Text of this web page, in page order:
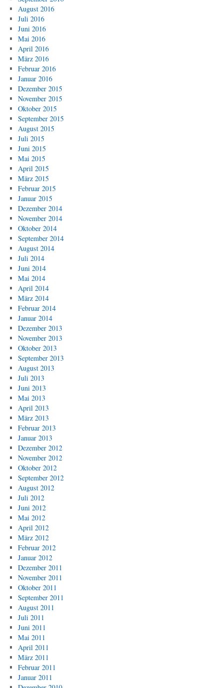
August 2016
Juli 2016
Juni 2016
Mai 2016
April 2016
März 2016
Februar 2016
Januar 2016
Dezember 2015
November 2015
Oktober 2015
September 2015
August 2015
Juli 2015
Juni 2015
Mai 2015
April 2015
März 2015
Februar 2015
Januar 2015
Dezember 2014
November 2014
Oktober 2014
September 2014
August 2014
Juli 2014
Juni 2014
Mai 2014
April 2014
März 2014
Februar 2014
Januar 2014
Dezember 2013
November 2013
Oktober 2013
September 2013
August 2013
Juli 2013
Juni 2013
Mai 2013
April 2013
März 2013
Februar 2013
Januar 2013
Dezember 2012
November 2012
Oktober 2012
September 2012
August 2012
Juli 2012
Juni 2012
Mai 2012
April 2012
März 2012
Februar 2012
Januar 2012
Dezember 2011
November 2011
Oktober 2011
September 2011
August 2011
Juli 2011
Juni 2011
Mai 2011
April 2011
März 2011
Februar 2011
Januar 2011